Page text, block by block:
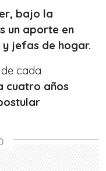
bajo la
un aporte en
jefas de hogar.
de cada
cuatro años